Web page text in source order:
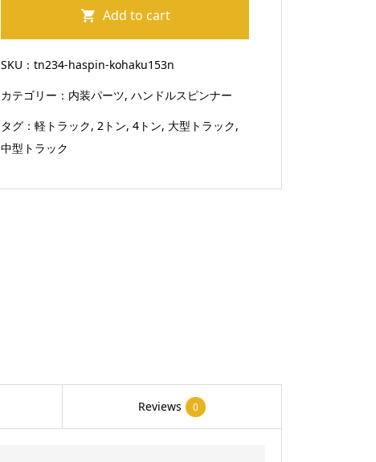
ル
ス
ピ
ナ
Add to cart
SKU：tn234-haspin-kohaku153n
カテゴリー： 内装パーツ,ハンドルスピンナー
タグ：軽トラック,2トン,4トン, 大型トラック,
中型トラック
Reviews 0